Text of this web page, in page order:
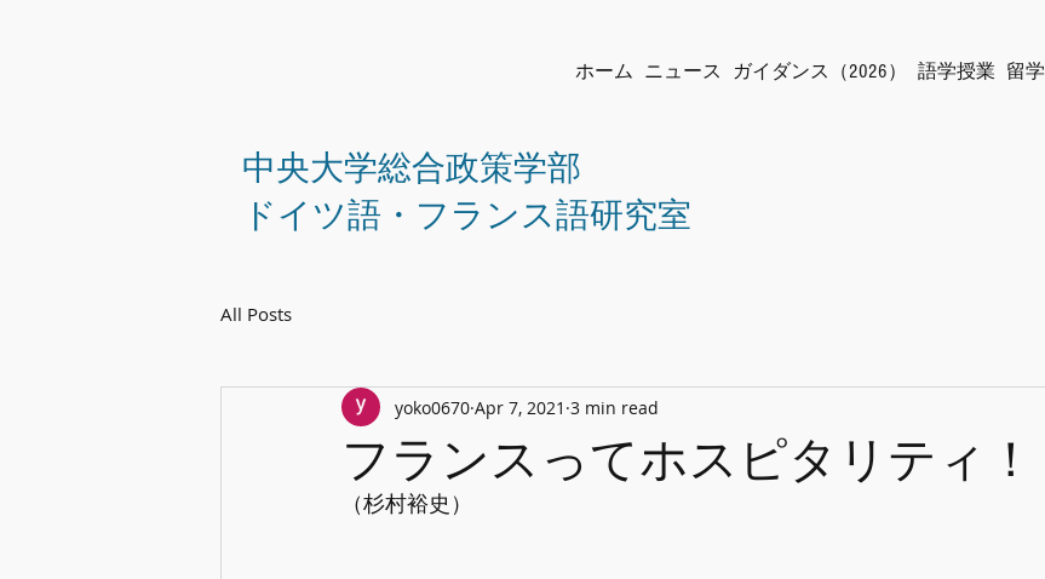
ホーム ニュース ガイダンス（2026） 語学授業 留学
中央大学総合政策学部
ドイツ語・フランス語研究室
All Posts
フランスってホスピタリティ！
yoko0670 Apr 7, 2021 3 min read
（杉村裕史）